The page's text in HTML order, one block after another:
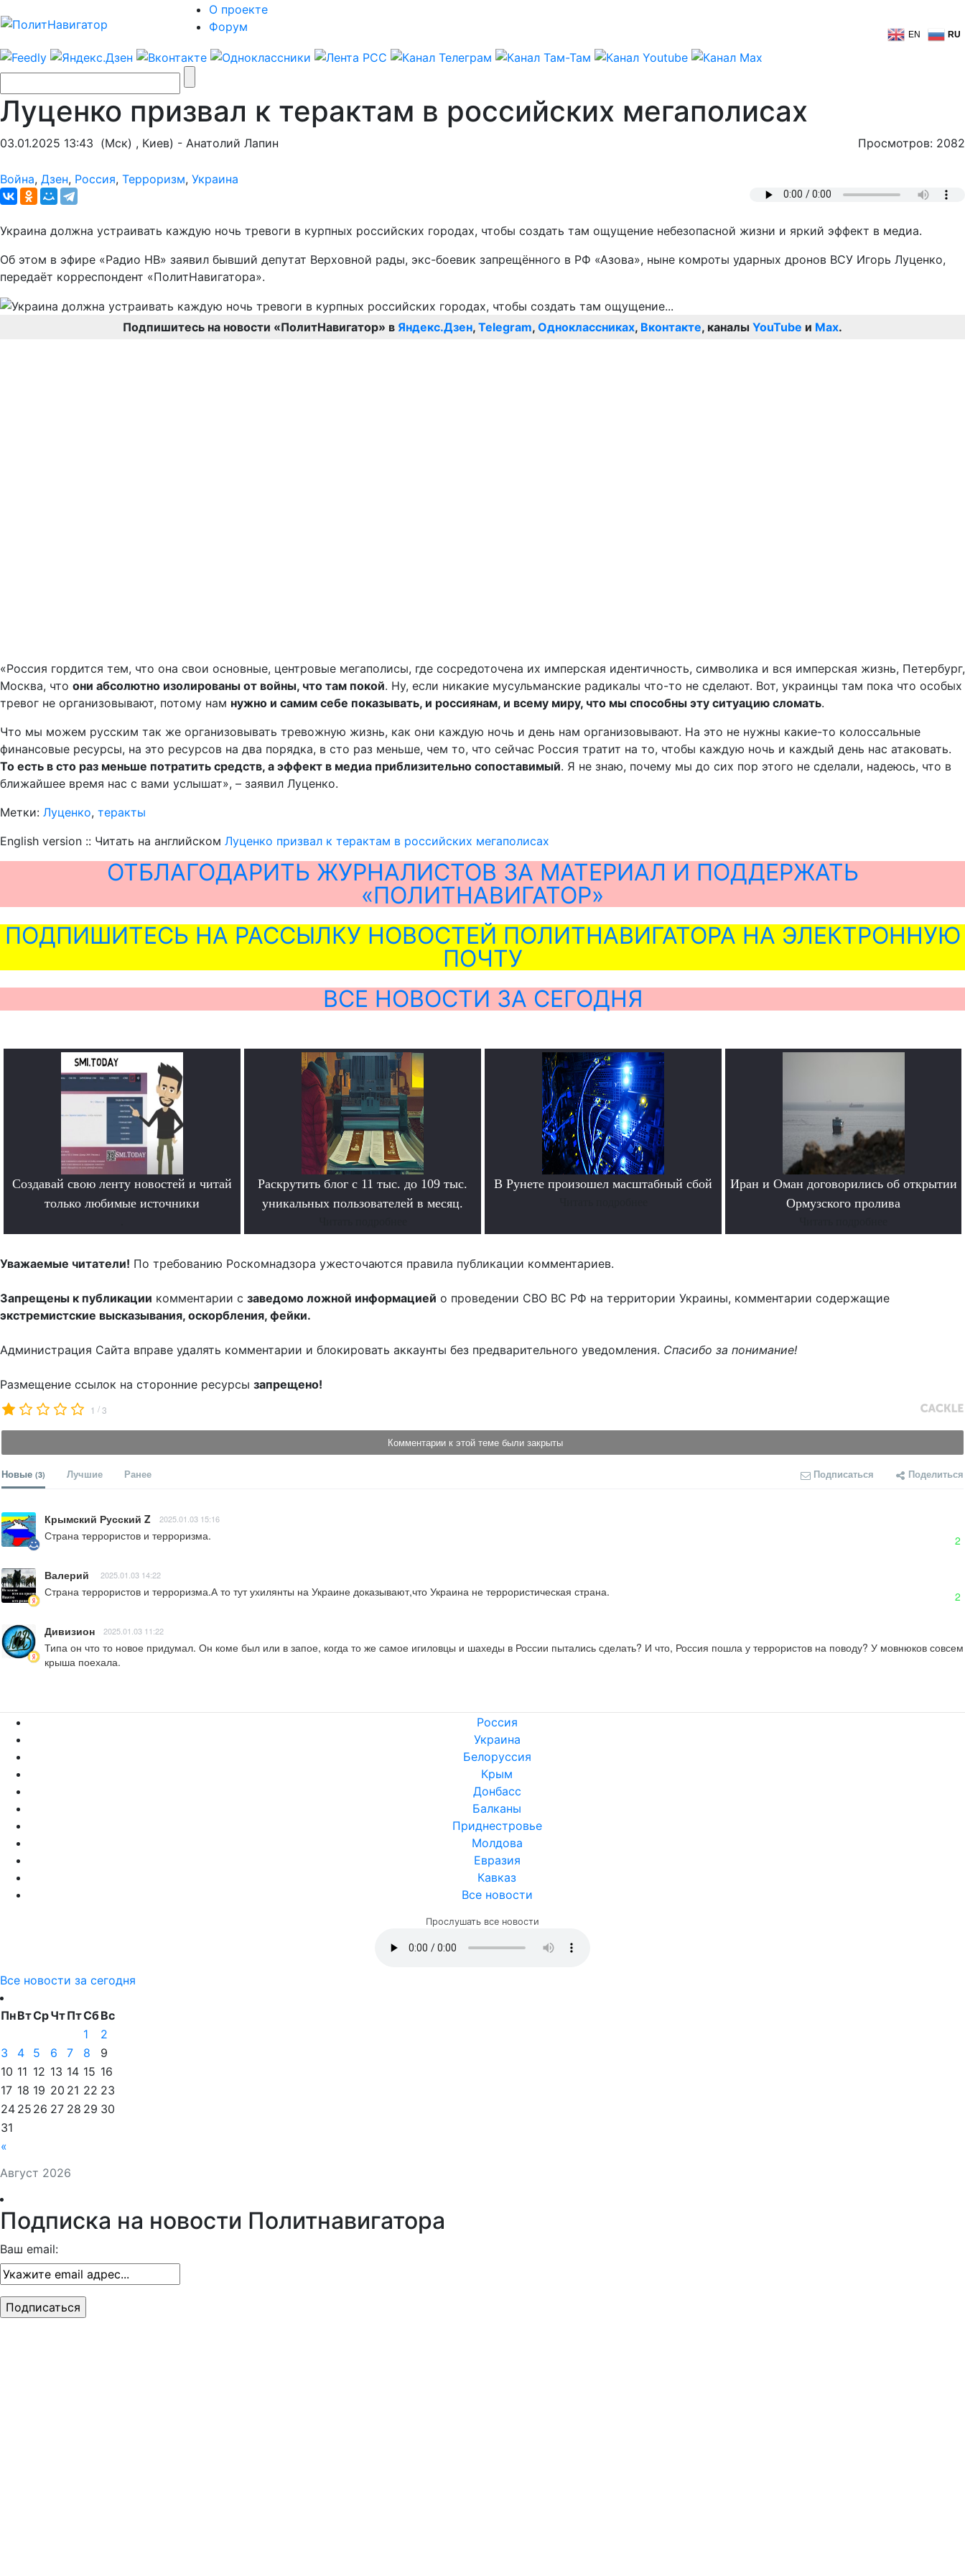
О проекте
Форум
EN RU
Луценко призвал к терактам в российских мегаполисах
03.01.2025 13:43 (Мск) , Киев) - Анатолий Лапин Просмотров: 2082
Война, Дзен, Россия, Терроризм, Украина
Украина должна устраивать каждую ночь тревоги в курпных российских городах, чтобы создать там ощущение небезопасной жизни и яркий эффект в медиа.
Об этом в эфире «Радио НВ» заявил бывший депутат Верховной рады, экс-боевик запрещённого в РФ «Азова», ныне комроты ударных дронов ВСУ Игорь Луценко,
передаёт корреспондент «ПолитНавигатора».
Подпишитесь на новости «ПолитНавигатор» в Яндекс.Дзен, Telegram, Одноклассниках, Вконтакте, каналы YouTube и Max.
«Россия гордится тем, что она свои основные, центровые мегаполисы, где сосредоточена их имперская идентичность, символика и вся имперская жизнь, Петербург,
Москва, что они абсолютно изолированы от войны, что там покой. Ну, если никакие мусульманские радикалы что-то не сделают. Вот, украинцы там пока что особых
тревог не организовывают, потому нам нужно и самим себе показывать, и россиянам, и всему миру, что мы способны эту ситуацию сломать.
Что мы можем русским так же организовывать тревожную жизнь, как они каждую ночь и день нам организовывают. На это не нужны какие-то колоссальные
финансовые ресурсы, на это ресурсов на два порядка, в сто раз меньше, чем то, что сейчас Россия тратит на то, чтобы каждую ночь и каждый день нас атаковать.
То есть в сто раз меньше потратить средств, а эффект в медиа приблизительно сопоставимый. Я не знаю, почему мы до сих пор этого не сделали, надеюсь, что в
ближайшее время нас с вами услышат», – заявил Луценко.
Метки: Луценко, теракты
English version :: Читать на английском Луценко призвал к терактам в российских мегаполисах
ОТБЛАГОДАРИТЬ ЖУРНАЛИСТОВ ЗА МАТЕРИАЛ И ПОДДЕРЖАТЬ
«ПОЛИТНАВИГАТОР»
ПОДПИШИТЕСЬ НА РАССЫЛКУ НОВОСТЕЙ ПОЛИТНАВИГАТОРА НА ЭЛЕКТРОННУЮ
ПОЧТУ
ВСЕ НОВОСТИ ЗА СЕГОДНЯ
Создавай свою ленту новостей и читай
только любимые источники
Раскрутить блог с 11 тыс. до 109 тыс.
уникальных пользователей в месяц.
В Рунете произошел масштабный сбой
Иран и Оман договорились об открытии
Ормузского пролива
Уважаемые читатели! По требованию Роскомнадзора ужесточаются правила публикации комментариев.
Запрещены к публикации комментарии с заведомо ложной информацией о проведении СВО ВС РФ на территории Украины, комментарии содержащие
экстремистские высказывания, оскорбления, фейки.
Администрация Сайта вправе удалять комментарии и блокировать аккаунты без предварительного уведомления. Спасибо за понимание!
Размещение ссылок на сторонние ресурсы запрещено!
1 /3
Комментарии к этой теме были закрыты
Новые (3) Лучшие Ранее Подписаться Поделиться
Крымский Русский Z 2025.01.03 15:16
Страна террористов и терроризма. 2
Валерий 2025.01.03 14:22
Страна террористов и терроризма.А то тут ухилянты на Украине доказывают,что Украина не террористическая страна. 2
Дивизион 2025.01.03 11:22
Типа он что то новое придумал. Он коме был или в запое, когда то же самое игиловцы и шахеды в России пытались сделать? И что, Россия пошла у террористов на поводу? У мовнюков совсем
крыша поехала.
Россия
Украина
Белоруссия
Крым
Донбасс
Балканы
Приднестровье
Молдова
Евразия
Кавказ
Все новости
Прослушать все новости
Все новости за сегодня
Август 2026
ПнВтСрЧтПтСбВс
«
1
2
3
4 5 6 7 8
9
10 11 12 13 14 15 16
17 18 19 20 21 22 23
24 25 26 27 28 29 30
31
Подписка на новости Политнавигатора
Ваш email: